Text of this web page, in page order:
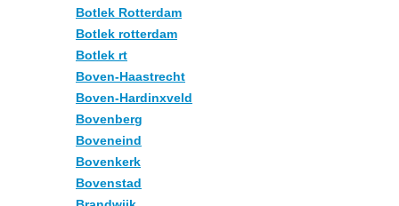
Botlek Rotterdam
Botlek rotterdam
Botlek rt
Boven-Haastrecht
Boven-Hardinxveld
Bovenberg
Boveneind
Bovenkerk
Bovenstad